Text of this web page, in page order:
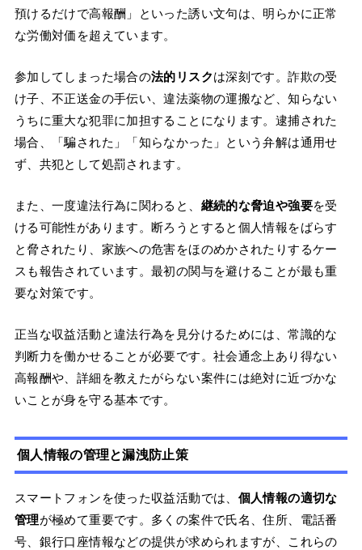
預けるだけで高報酬」といった誘い文句は、明らかに正常
な労働対価を超えています。
参加してしまった場合の法的リスクは深刻です。詐欺の受
け子、不正送金の手伝い、違法薬物の運搬など、知らない
うちに重大な犯罪に加担することになります。逮捕された
場合、「騙された」「知らなかった」という弁解は通用せ
ず、共犯として処罰されます。
また、一度違法行為に関わると、 継続的な脅迫や強要を受
ける可能性があります。断ろうとすると個人情報をばらす
と脅されたり、家族への危害をほのめかされたりするケー
スも報告されています。最初の関与を避けることが最も重
要な対策です。
正当な収益活動と違法行為を見分けるためには、常識的な
判断力を働かせることが必要です。社会通念上あり得ない
高報酬や、詳細を教えたがらない案件には絶対に近づかな
いことが身を守る基本です。
個人情報の管理と漏洩防止策
スマートフォンを使った収益活動では、 個人情報の適切な
管理が極めて重要です。多くの案件で氏名、住所、電話番
号、銀行口座情報などの提供が求められますが、これらの